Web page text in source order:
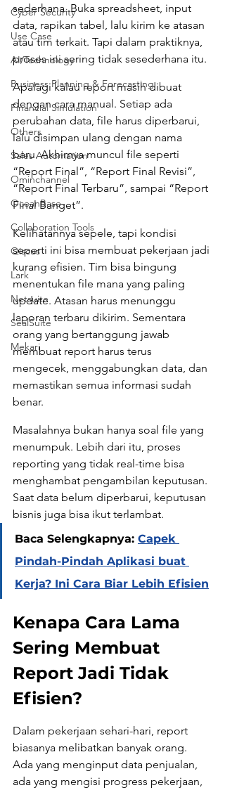
Cyber Security
Use Case
AI/Technology
Business Planning & Forecasting
Financial Simulation
Others
Sales Automation
Ominchannel
OceanBase
Collaboration Tools
Qiscus
Lark
Netsuite
SealSuite
Mekari
sederhana. Buka spreadsheet, input
data, rapikan tabel, lalu kirim ke atasan
atau tim terkait. Tapi dalam praktiknya,
proses ini sering tidak sesederhana itu.
Apalagi kalau report masih dibuat
dengan cara manual. Setiap ada
perubahan data, file harus diperbarui,
lalu disimpan ulang dengan nama
baru. Akhirnya muncul file seperti
“Report Final”, “Report Final Revisi”,
“Report Final Terbaru”, sampai “Report
Final Banget”.
Kelihatannya sepele, tapi kondisi
seperti ini bisa membuat pekerjaan jadi
kurang efisien. Tim bisa bingung
menentukan file mana yang paling
update. Atasan harus menunggu
laporan terbaru dikirim. Sementara
orang yang bertanggung jawab
membuat report harus terus
mengecek, menggabungkan data, dan
memastikan semua informasi sudah
benar.
Masalahnya bukan hanya soal file yang
menumpuk. Lebih dari itu, proses
reporting yang tidak real-time bisa
menghambat pengambilan keputusan.
Saat data belum diperbarui, keputusan
bisnis juga bisa ikut terlambat.
Baca Selengkapnya: Capek
Pindah-Pindah Aplikasi buat
Kerja? Ini Cara Biar Lebih Efisien
Kenapa Cara Lama
Sering Membuat
Report Jadi Tidak
Efisien?
Dalam pekerjaan sehari-hari, report
biasanya melibatkan banyak orang.
Ada yang menginput data penjualan,
ada yang mengisi progress pekerjaan,